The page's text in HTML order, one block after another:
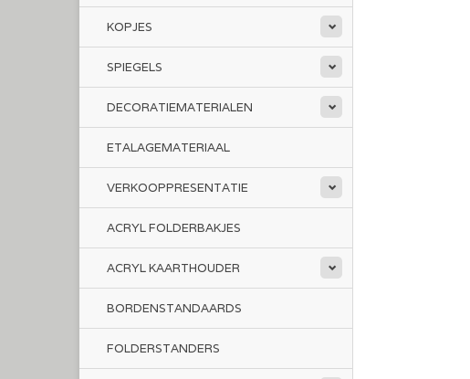
KOPJES
SPIEGELS
DECORATIEMATERIALEN
ETALAGEMATERIAAL
VERKOOPPRESENTATIE
ACRYL FOLDERBAKJES
ACRYL KAARTHOUDER
BORDENSTANDAARDS
FOLDERSTANDERS